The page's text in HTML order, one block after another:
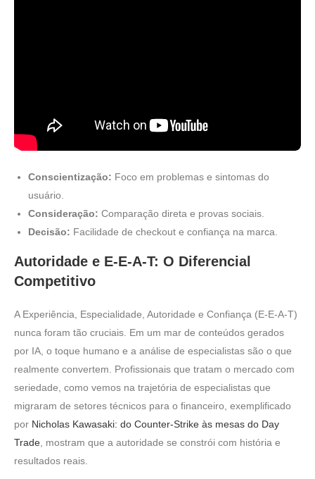
Conscientização: Foco em problemas e sintomas do
usuário.
Consideração: Comparação direta e provas sociais.
Decisão: Facilidade de checkout e confiança na marca.
Autoridade e E-E-A-T: O Diferencial
Competitivo
A Experiência, Especialidade, Autoridade e Confiança (E-E-A-T)
nunca foram tão cruciais. Em um mar de conteúdos gerados
por IA, o toque humano e a análise de especialistas são o que
realmente convertem. Profissionais que tratam o mercado com
seriedade, como vemos na trajetória de especialistas que
migraram de setores técnicos para o financeiro, exemplificado
por Nicholas Kawasaki: do Counter-Strike às mesas do Day
Trade , mostram que a autoridade se constrói com história e
resultados reais.